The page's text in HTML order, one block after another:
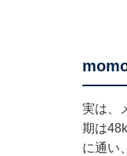
実は、
期は
に通い